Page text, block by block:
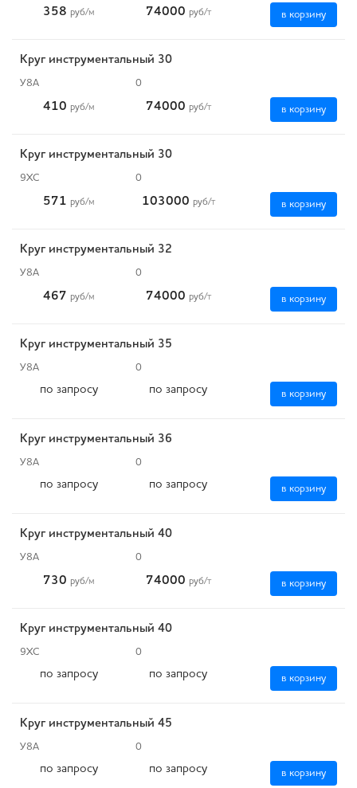
358 руб/м 74000 руб/т в корзину
Круг инструментальный 30
У8А 0
410 руб/м 74000 руб/т в корзину
Круг инструментальный 30
9ХС 0
571 руб/м 103000 руб/т в корзину
Круг инструментальный 32
У8А 0
467 руб/м 74000 руб/т в корзину
Круг инструментальный 35
У8А 0
по запросу по запросу в корзину
Круг инструментальный 36
У8А 0
по запросу по запросу в корзину
Круг инструментальный 40
У8А 0
730 руб/м 74000 руб/т в корзину
Круг инструментальный 40
9ХС 0
по запросу по запросу в корзину
Круг инструментальный 45
У8А 0
по запросу по запросу в корзину